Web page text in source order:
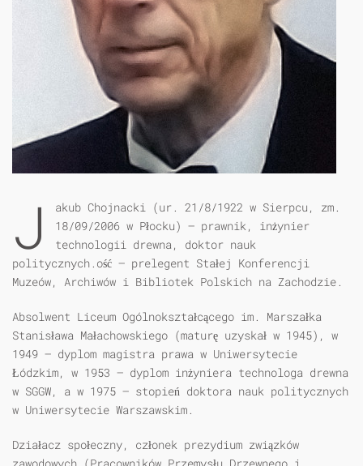
J
akub Chojnacki (ur. 21/8/1922 w Sierpcu, zm.
18/09/2006 w Płocku) – prawnik, inżynier
technologii drewna, doktor nauk
politycznych. ość – prelegent Stałej Konferencji
Muzeów, Archiwów i Bibliotek Polskich na Zachodzie.
Absolwent Liceum Ogólnokształcącego im. Marszałka
Stanisława Małachowskiego (maturę uzyskał w 1945), w
1949 – dyplom magistra prawa w Uniwersytecie
Łódzkim, w 1953 – dyplom inżyniera technologa drewna
w SGGW, a w 1975 – stopień doktora nauk politycznych
w Uniwersytecie Warszawskim.
Działacz społeczny, członek prezydium związków